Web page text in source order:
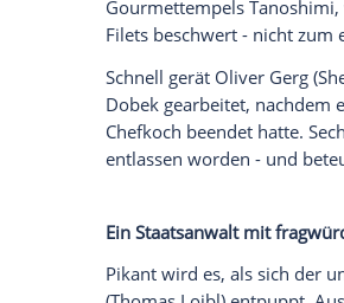
eingebracht hat.
Empfohlener externer
Instagram